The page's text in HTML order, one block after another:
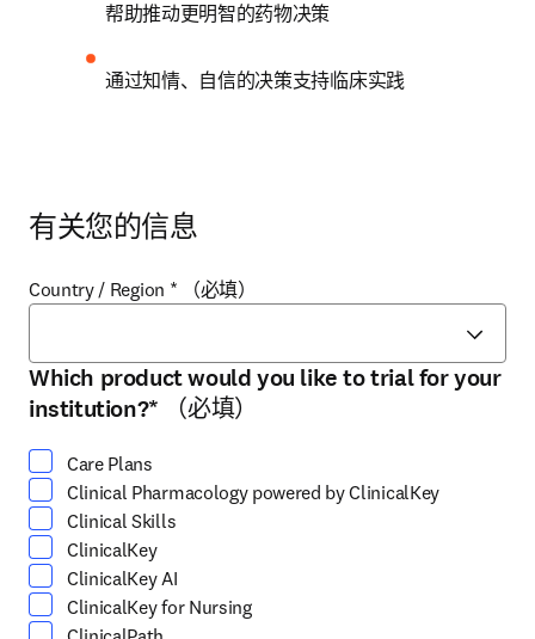
帮助推动更明智的药物决策
通过知情、自信的决策支持临床实践
有关您的信息
Country / Region * （必填）
请选择至少一个选项
Which product would you like to trial for your
institution?* （必填）
Care Plans
Clinical Pharmacology powered by ClinicalKey
Clinical Skills
ClinicalKey
ClinicalKey AI
ClinicalKey for Nursing